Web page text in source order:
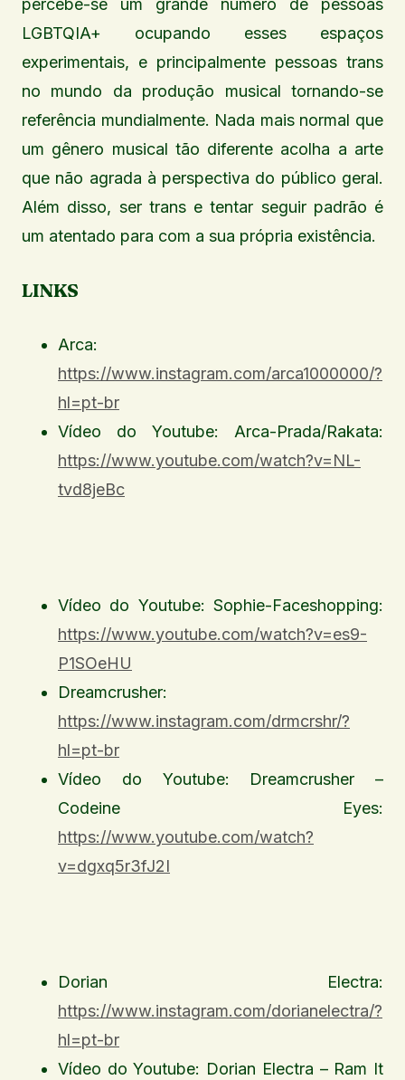
percebe-se um grande número de pessoas
LGBTQIA+ ocupando esses espaços
experimentais, e principalmente pessoas trans
no mundo da produção musical tornando-se
referência mundialmente. Nada mais normal que
um gênero musical tão diferente acolha a arte
que não agrada à perspectiva do público geral.
Além disso, ser trans e tentar seguir padrão é
um atentado para com a sua própria existência.
LINKS
Arca:
https://www.instagram.com/arca1000000/?
hl=pt-br
Vídeo do Youtube: Arca-Prada/Rakata:
https://www.youtube.com/watch?v=NL-
tvd8jeBc
Vídeo do Youtube: Sophie-Faceshopping:
https://www.youtube.com/watch?v=es9-
P1SOeHU
Dreamcrusher:
https://www.instagram.com/drmcrshr/?
hl=pt-br
Vídeo do Youtube: Dreamcrusher –
Codeine Eyes:
https://www.youtube.com/watch?
v=dgxq5r3fJ2I
Dorian Electra:
https://www.instagram.com/dorianelectra/?
hl=pt-br
Vídeo do Youtube: Dorian Electra – Ram It